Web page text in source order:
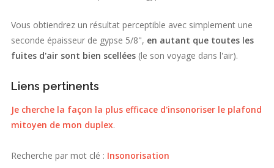
Vous obtiendrez un résultat perceptible avec simplement une
seconde épaisseur de gypse 5/8", en autant que toutes les
fuites d'air sont bien scellées (le son voyage dans l'air).
Liens pertinents
Je cherche la façon la plus efficace d'insonoriser le plafond
mitoyen de mon duplex.
Recherche par mot clé : Insonorisation